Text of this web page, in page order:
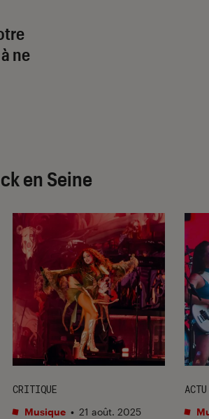
ne
en Seine
CRITIQUE
Musique • 21 août. 2025
ACTU